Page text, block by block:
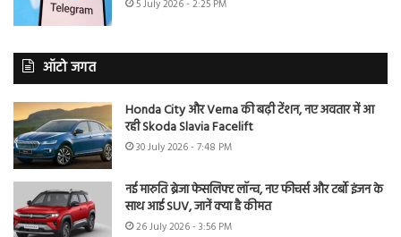
5 July 2026 - 2:25 PM
ऑटो जगत
Honda City और Verna की बढ़ी टेंशन, नए अवतार में आ
रही Skoda Slavia Facelift
30 July 2026 - 7:48 PM
नई मारुति ब्रेजा फेसलिफ्ट लॉन्च, नए फीचर्स और टर्बो इंजन के
साथ आई SUV, जानें क्या है कीमत
26 July 2026 - 3:56 PM